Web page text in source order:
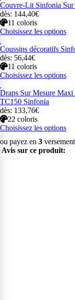
Couvre-Lit Sinfonia Sur
dès: 144,40€
11 coloris
Choisissez les options
Coussins décoratifs
dès: 56,44€
11 coloris
Choisissez les options
Draps Sur Mesure
TC150 Sinfonia
dès: 133,76€
22 coloris
Choisissez les options
ou payez en 3
Avis sur ce produit: